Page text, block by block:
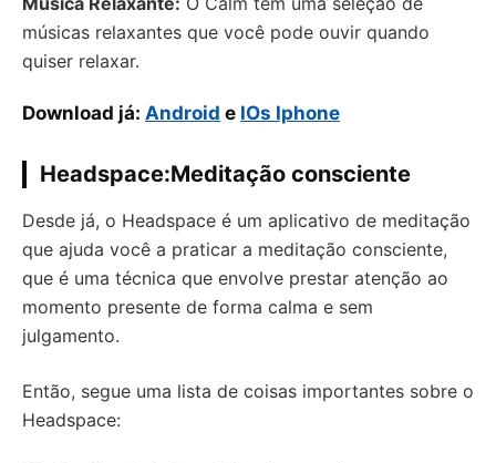
músicas relaxantes que você pode ouvir quando
quiser relaxar.
Download já: Android e IOs Iphone
Headspace:Meditação consciente
Desde já, o Headspace é um aplicativo de meditação
que ajuda você a praticar a meditação consciente,
que é uma técnica que envolve prestar atenção ao
momento presente de forma calma e sem
julgamento.
Então, segue uma lista de coisas importantes sobre o
Headspace: